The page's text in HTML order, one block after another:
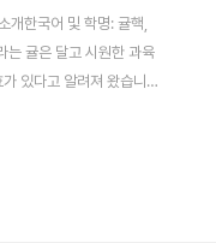
개한국어 및 학명: 귤핵,
귤은 달고 시원한 과육
있다고 알려져 왔습니다.
의 전통 의학에서 사용되
한 성분으로 유명하지만